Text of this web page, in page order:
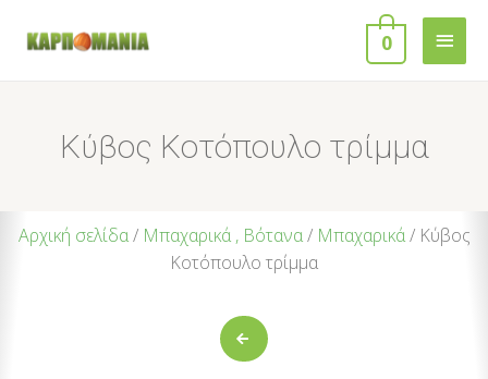
0
Κύβος Kοτόπουλο τρίμμα
Αρχική σελίδα/ Μπαχαρικά , Βότανα/ Μπαχαρικά/ Κύβος
Kοτόπουλο τρίμμα